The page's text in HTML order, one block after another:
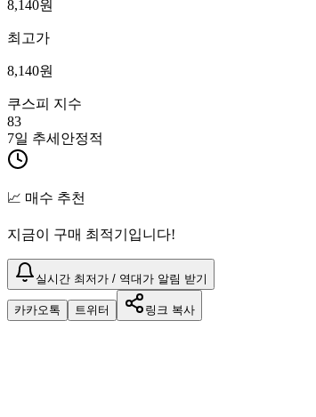
8,140원
최고가
8,140원
쿠스피 지수
83
7일 추세 안정적
📈 매수 추천
지금이 구매 최적기입니다!
실시간 최저가 / 역대가 알림 받기
카카오톡 트위터 링크 복사